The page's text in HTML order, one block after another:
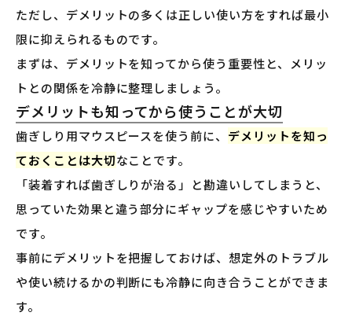
ただし、デメリットの多くは正しい使い方をすれば最小
限に抑えられるものです。
まずは、デメリットを知ってから使う重要性と、メリッ
トとの関係を冷静に整理しましょう。
デメリットも知ってから使うことが大切
歯ぎしり用マウスピースを使う前に、 デメリットを知っ
ておくことは大切なことです。
「装着すれば歯ぎしりが治る」と勘違いしてしまうと、
思っていた効果と違う部分にギャップを感じやすいため
です。
事前にデメリットを把握しておけば、想定外のトラブル
や使い続けるかの判断にも冷静に向き合うことができま
す。